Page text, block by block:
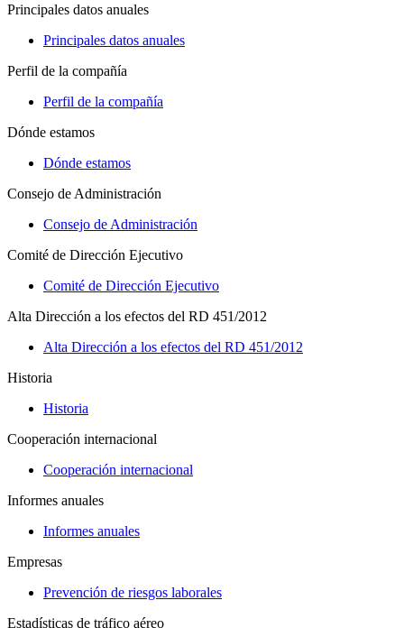
Principales datos anuales
Principales datos anuales
Perfil de la compañía
Perfil de la compañía
Dónde estamos
Dónde estamos
Consejo de Administración
Consejo de Administración
Comité de Dirección Ejecutivo
Comité de Dirección Ejecutivo
Alta Dirección a los efectos del RD 451/2012
Alta Dirección a los efectos del RD 451/2012
Historia
Historia
Cooperación internacional
Cooperación internacional
Informes anuales
Informes anuales
Empresas
Prevención de riesgos laborales
Estadísticas de tráfico aéreo